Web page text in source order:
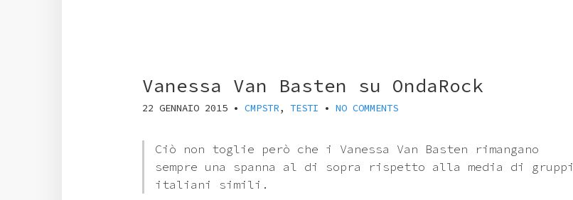
Vanessa Van Basten su OndaRock
22 GENNAIO 2015• CMPSTR, TESTI • NO COMMENTS
Ciò non toglie però che i Vanessa Van Basten rimangano
sempre una spanna al di sopra rispetto alla media di gruppi
italiani simili.